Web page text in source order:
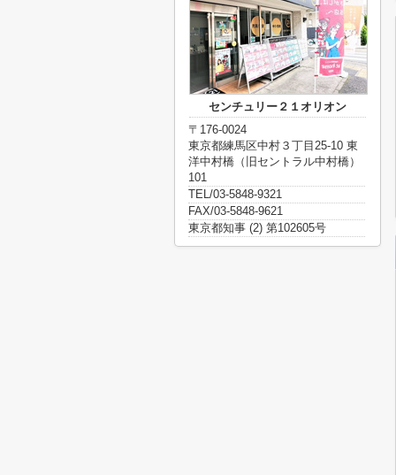
センチュリー２１オリオン
〒176-0024
東京都練馬区中村３丁目25-10 東
洋中村橋（旧セントラル中村橋）
101
TEL/03-5848-9321
FAX/03-5848-9621
東京都知事 (2) 第102605号